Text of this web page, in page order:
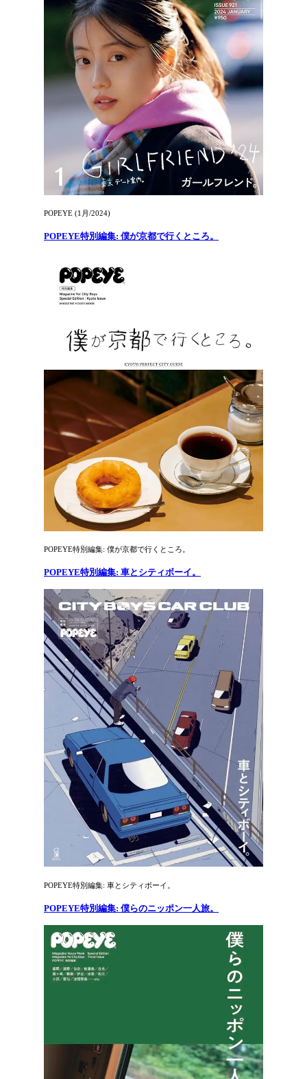
POPEYE (1月/2024)
POPEYE特別編集: 僕が京都で行くところ。
POPEYE特別編集: 僕が京都で行くところ。
POPEYE特別編集: 車とシティボーイ。
POPEYE特別編集: 車とシティボーイ。
POPEYE特別編集: 僕らのニッポン一人旅。